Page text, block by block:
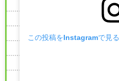
この投稿をInstagramで見る